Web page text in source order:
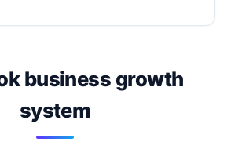
business growth
system